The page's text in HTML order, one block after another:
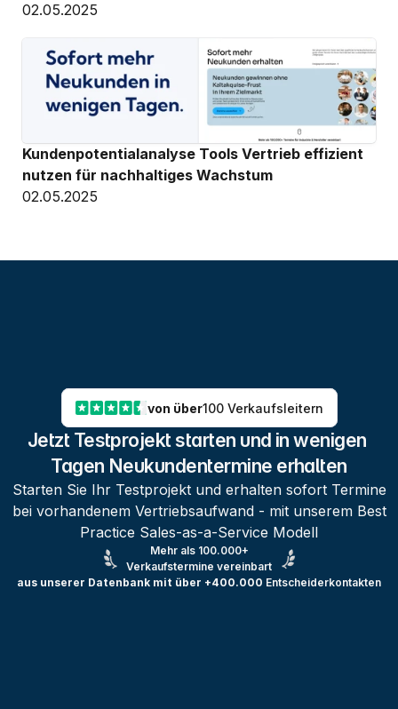
02.05.2025
Kundenpotentialanalyse Tools Vertrieb effizient
nutzen für nachhaltiges Wachstum
02.05.2025
von über100 Verkaufsleitern
Jetzt Testprojekt starten und in wenigen
Tagen Neukundentermine erhalten
Starten Sie Ihr Testprojekt und erhalten sofort Termine
bei vorhandenem Vertriebsaufwand - mit unserem Best
Practice Sales-as-a-Service Modell
Mehr als 100.000+
Verkaufstermine vereinbart
aus unserer Datenbank mit über +400.000 Entscheiderkontakten